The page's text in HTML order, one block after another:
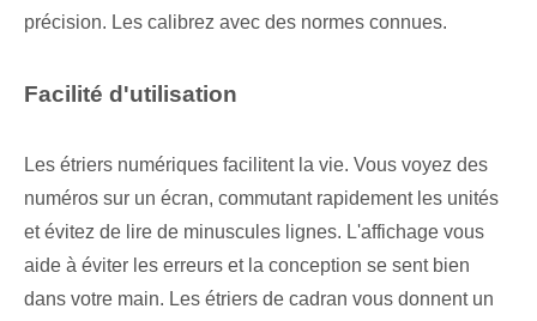
précision. Les calibrez avec des normes connues.
Facilité d'utilisation
Les étriers numériques facilitent la vie. Vous voyez des
numéros sur un écran, commutant rapidement les unités
et évitez de lire de minuscules lignes. L'affichage vous
aide à éviter les erreurs et la conception se sent bien
dans votre main. Les étriers de cadran vous donnent un